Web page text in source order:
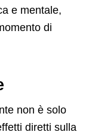
e mentale,
di
non è solo
diretti sulla